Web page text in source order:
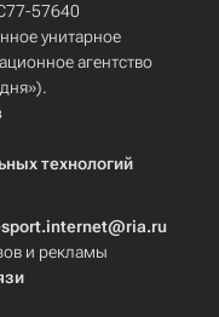
57640
унитарное
агентство
технологий
и рекламы